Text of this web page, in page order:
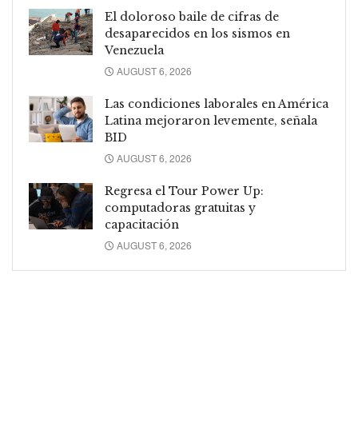
El doloroso baile de cifras de
desaparecidos en los sismos en
Venezuela
AUGUST 6, 2026
Las condiciones laborales en América
Latina mejoraron levemente, señala
BID
AUGUST 6, 2026
Regresa el Tour Power Up:
computadoras gratuitas y
capacitación
AUGUST 6, 2026